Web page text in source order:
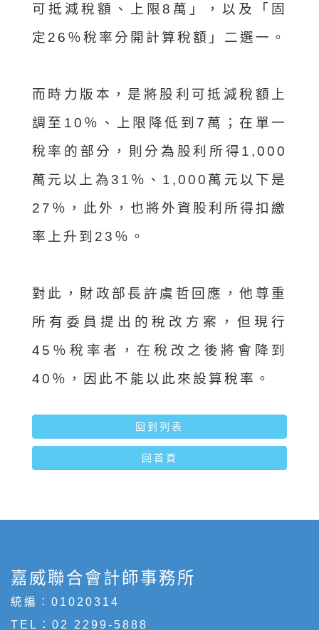
可抵減稅額、上限8萬」，以及「固
定26％稅率分開計算稅額」二選一。
而時力版本，是將股利可抵減稅額上
調至10％、上限降低到7萬；在單一
稅率的部分，則分為股利所得1,000
萬元以上為31％、1,000萬元以下是
27％，此外，也將外資股利所得扣繳
率上升到23％。
對此，財政部長許虞哲回應，他尊重
所有委員提出的稅改方案，但現行
45％稅率者，在稅改之後將會降到
40％，因此不能以此來設算稅率。
回到列表
回首頁
嘉威聯合會計師事務所
統編：01020314
TEL： 02 2299-5888